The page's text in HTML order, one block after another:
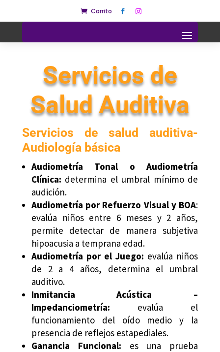
 Carrito
Servicios de
Salud Auditiva
Servicios de salud auditiva-
Audiología básica
Audiometría Tonal o Audiometría
Clínica: determina el umbral mínimo de
audición.
Audiometría por Refuerzo Visual y BOA:
evalúa niños entre 6 meses y 2 años,
permite detectar de manera subjetiva
hipoacusia a temprana edad.
Audiometría por el Juego: evalúa niños
de 2 a 4 años, determina el umbral
auditivo.
Inmitancia Acústica –
Impedanciometría: evalúa el
funcionamiento del oído medio y la
presencia de reflejos estapediales.
Ganancia Funcional: es una prueba